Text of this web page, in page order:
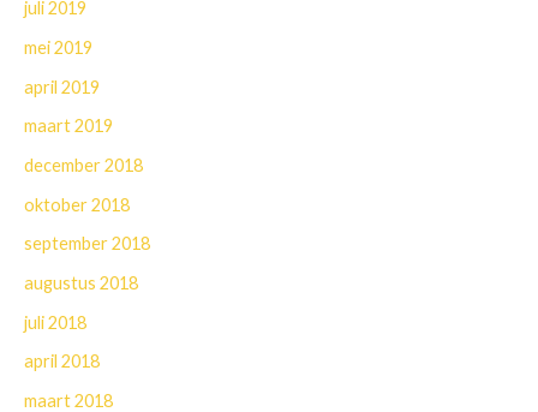
juli 2019
mei 2019
april 2019
maart 2019
december 2018
oktober 2018
september 2018
augustus 2018
juli 2018
april 2018
maart 2018